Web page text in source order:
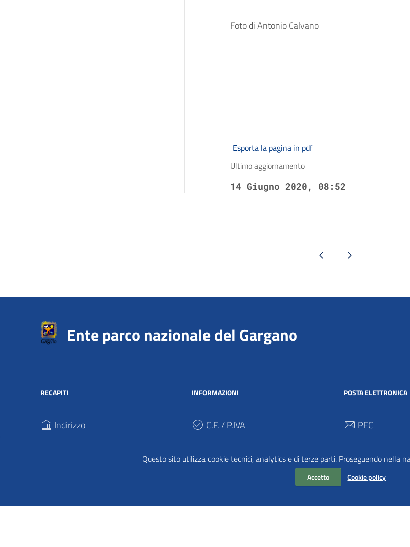
Questo sito utilizza cookie tecnici, analytics e di terze parti. Proseguendo nella
Accetto Cookie policy
Foto di Antonio Calvano
Esporta la pagina in pdf
Ultimo aggiornamento
14 Giugno 2020, 08:52
Pagina precedentePagina successiva
Ente parco nazionale del Gargano
RECAPITI
Indirizzo
71037, Monte Sant'Angelo (Fg)
INFORMAZIONI
C.F. / P.IVA
Cod. Univoco
POSTA ELETTRONICA
PEC
TRASPARENZA